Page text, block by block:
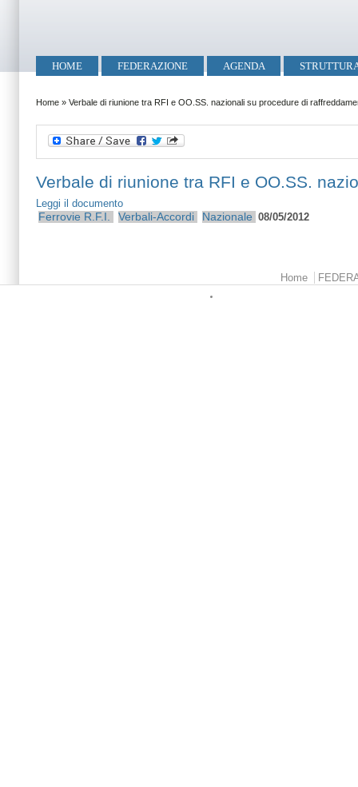
Menu principale
HOME FEDERAZIONE AGENDA
Tu sei qui
Home » Verbale di riunione tra RFI e OO.SS. nazionali su procedure di
Verbale di riunione tra RFI e OO.SS.
Leggi il documento
Ferrovie R.F.I. Verbali-Accordi Nazionale 08/05/2012
Home